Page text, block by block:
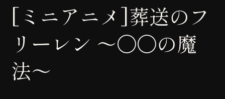
[ミニアニメ]葬送のフ
リーレン 〜〇〇の魔
法〜